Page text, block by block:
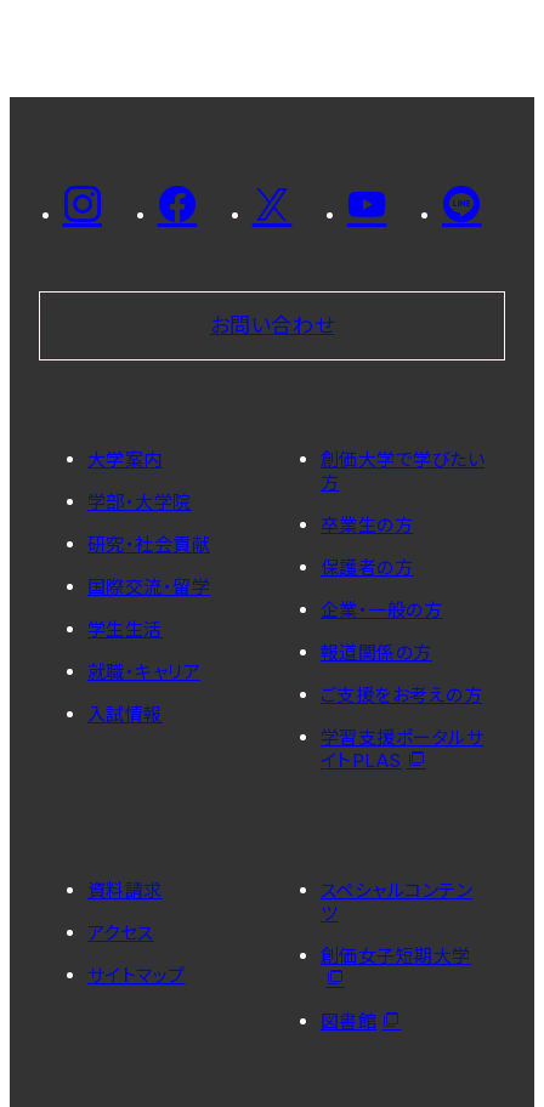
お問い合わせ
大学案内
学部・大学院
研究・社会貢献
国際交流・留学
学生生活
就職・キャリア
入試情報
創価大学で学びたい
方
卒業生の方
保護者の方
企業・一般の方
報道関係の方
ご支援をお考えの方
学習支援ポータルサ
イトPLAS
資料請求
アクセス
サイトマップ
スペシャルコンテン
ツ
創価女子短期大学
図書館